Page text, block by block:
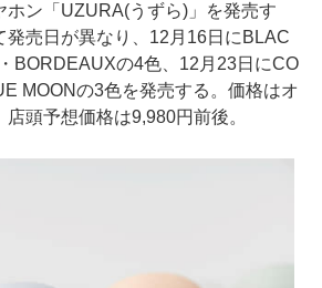
ホン「UZURA(うずら)」を発売す
発売日が異なり、12月16日にBLAC
BORDEAUXの4色、12月23日にCO
MOONの3色を発売する。価格はオ
頭予想価格は9,980円前後。